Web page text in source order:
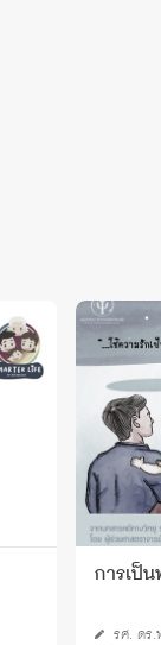
การเป็
รศ. ดร